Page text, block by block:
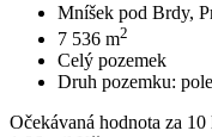
Mníšek pod Brdy,
7 536 m2
Celý pozemek
Druh pozemku: pole
Očekávaná hodnota za 10